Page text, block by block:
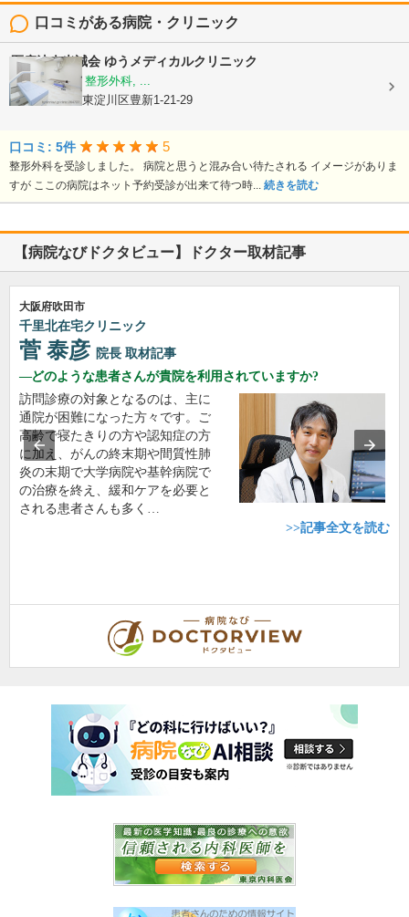
口コミがある病院・クリニック
医療法人光誠会 ゆうメディカルクリニック
内科, 皮膚科, 整形外科, ...
大阪府大阪市東淀川区豊新1-21-29
口コミ: 5件 5
整形外科を受診しました。 病院と思うと混み合い待たされる イメージがありま
すが ここの病院はネット予約受診が出来て待つ時... 続きを読む
【病院なびドクタビュー】ドクター取材記事
大阪府吹田市
千里北在宅クリニック
菅 泰彦 院長 取材記事
どのような患者さんが貴院を利用されていますか?
訪問診療の対象となるのは、主に
通院が困難になった方々です。ご
高齢で寝たきりの方や認知症の方
に加え、がんの終末期や間質性肺
炎の末期で大学病院や基幹病院で
の治療を終え、緩和ケアを必要と
される患者さんも多く…
>>記事全文を読む